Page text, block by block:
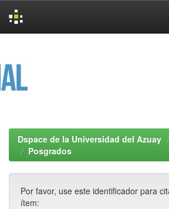
Dspace de la Universidad del Azuay
Posgrados
Por favor, use este identificador para
ítem: